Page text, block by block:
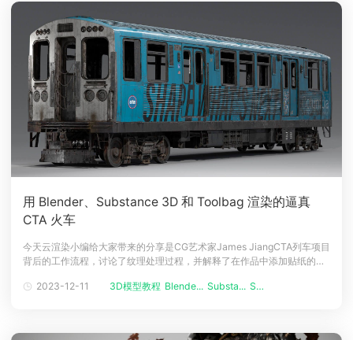
用 Blender、Substance 3D 和 Toolbag 渲染的逼真
CTA 火车
今天云渲染小编给大家带来的分享是CG艺术家James JiangCTA列车项目
背后的工作流程，讨论了纹理处理过程，并解释了在作品中添加贴纸的原
艺术家，来自中国。我去年五月从芝加哥哥伦比亚学院获得了计算机动画
2023-12-11 3D模型教程 Blende... Substa... SU渲染